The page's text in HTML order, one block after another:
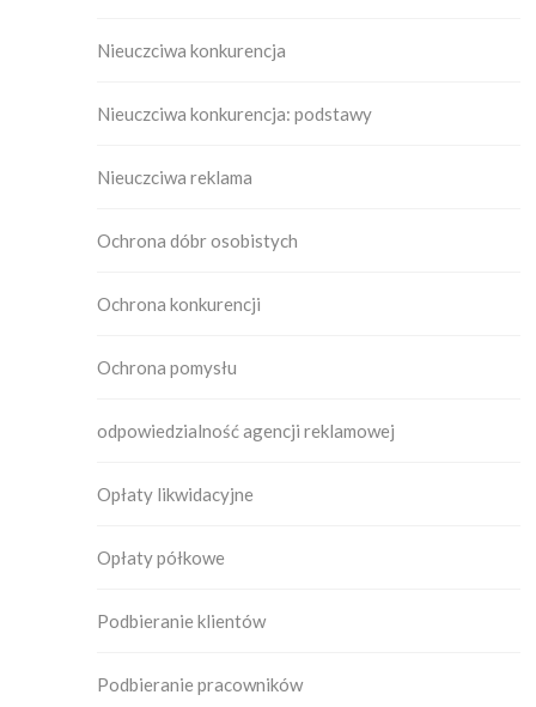
Nieuczciwa konkurencja
Nieuczciwa konkurencja: podstawy
Nieuczciwa reklama
Ochrona dóbr osobistych
Ochrona konkurencji
Ochrona pomysłu
odpowiedzialność agencji reklamowej
Opłaty likwidacyjne
Opłaty półkowe
Podbieranie klientów
Podbieranie pracowników